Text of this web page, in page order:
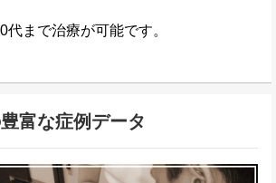
まで治療が可能です。
富な症例データ